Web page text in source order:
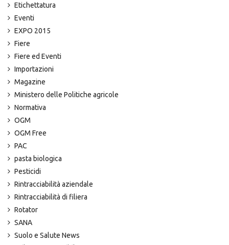
Etichettatura
Eventi
EXPO 2015
Fiere
Fiere ed Eventi
Importazioni
Magazine
Ministero delle Politiche agricole
Normativa
OGM
OGM Free
PAC
pasta biologica
Pesticidi
Rintracciabilità aziendale
Rintracciabilità di filiera
Rotator
SANA
Suolo e Salute News